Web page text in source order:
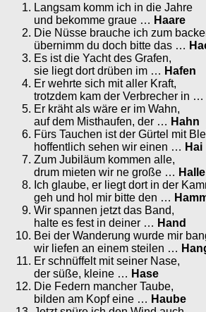
Langsam komm ich in die Jahre
und bekomme graue … Haare
Die Nüsse brauche ich zum
übernimm du doch bitte das …
Es ist die Yacht des Grafen,
sie liegt dort drüben im … Hafen
Er wehrte sich mit aller Kraft,
trotzdem kam der Verbrecher in …
Er kräht als wäre er im Wahn,
auf dem Misthaufen, der … Hahn
Fürs Tauchen ist der Gürtel mit
hoffentlich sehen wir einen … Hai
Zum Jubiläum kommen alle,
drum mieten wir ne große … Halle
Ich glaube, er liegt dort in der
geh und hol mir bitte den …
Wir spannen jetzt das Band,
halte es fest in deiner … Hand
Bei der Wanderung wurde mir
wir liefen an einem steilen …
Er schnüffelt mit seiner Nase,
der süße, kleine … Hase
Die Federn mancher Taube,
bilden am Kopf eine … Haube